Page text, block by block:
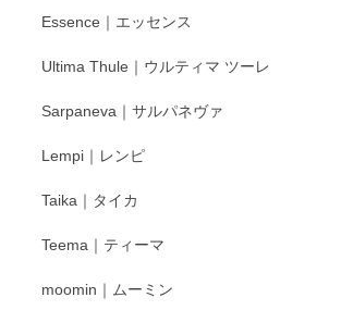
Essence｜エッセンス
Ultima Thule｜ウルティマ ツーレ
Sarpaneva｜サルパネヴァ
Lempi｜レンピ
Taika｜タイカ
Teema｜ティーマ
moomin｜ムーミン